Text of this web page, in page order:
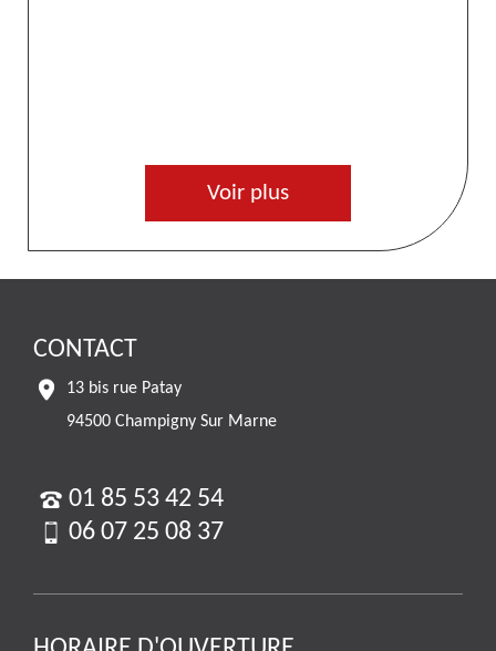
Voir plus
CONTACT
13 bis rue Patay
94500 Champigny Sur Marne
01 85 53 42 54
06 07 25 08 37